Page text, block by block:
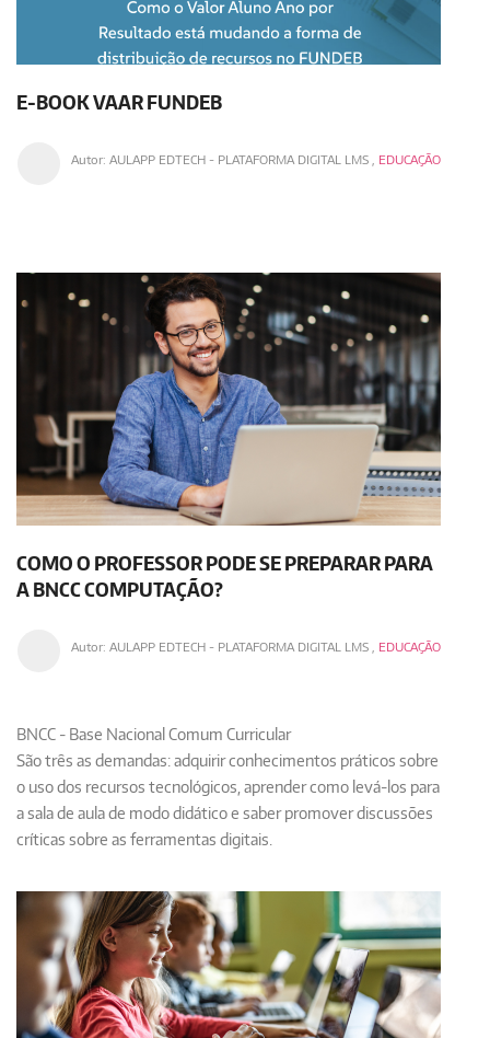
E-BOOK VAAR FUNDEB
Autor: AULAPP EDTECH - PLATAFORMA DIGITAL LMS, EDUCAÇÃO
COMO O PROFESSOR PODE SE PREPARAR PARA
A BNCC COMPUTAÇÃO?
Autor: AULAPP EDTECH - PLATAFORMA DIGITAL LMS, EDUCAÇÃO
BNCC - Base Nacional Comum Curricular
São três as demandas: adquirir conhecimentos práticos sobre
o uso dos recursos tecnológicos, aprender como levá-los para
a sala de aula de modo didático e saber promover discussões
críticas sobre as ferramentas digitais.